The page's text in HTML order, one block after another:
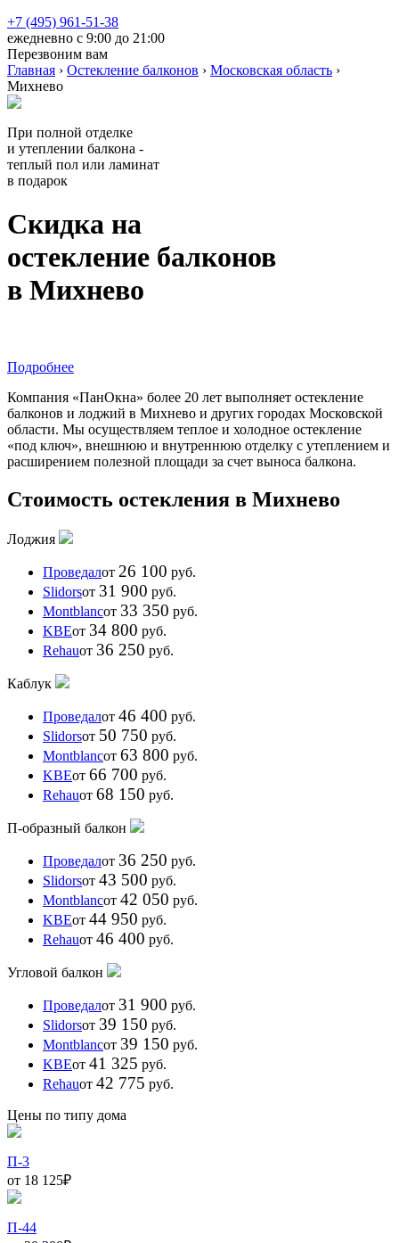
+7 (495) 961-51-38
ежедневно c 9:00 до 21:00
Перезвоним вам
Главная › Остекление балконов › Московская область ›
Михнево
При полной отделке
и утеплении балкона -
теплый пол или ламинат
в подарок
Скидка на
остекление балконов
в Михнево
Подробнее
Компания «ПанОкна» более 20 лет выполняет остекление
балконов и лоджий в Михнево и других городах Московской
области. Мы осуществляем теплое и холодное остекление
«под ключ», внешнюю и внутреннюю отделку с утеплением и
расширением полезной площади за счет выноса балкона.
Стоимость остекления в Михнево
Лоджия
Проведалот 26 100 руб.
Slidorsот 31 900 руб.
Montblancот 33 350 руб.
KBEот 34 800 руб.
Rehauот 36 250 руб.
Каблук
Проведалот 46 400 руб.
Slidorsот 50 750 руб.
Montblancот 63 800 руб.
KBEот 66 700 руб.
Rehauот 68 150 руб.
П-образный балкон
Проведалот 36 250 руб.
Slidorsот 43 500 руб.
Montblancот 42 050 руб.
KBEот 44 950 руб.
Rehauот 46 400 руб.
Угловой балкон
Проведалот 31 900 руб.
Slidorsот 39 150 руб.
Montblancот 39 150 руб.
KBEот 41 325 руб.
Rehauот 42 775 руб.
Цены по типу дома
П-3
от 18 125₽
П-44